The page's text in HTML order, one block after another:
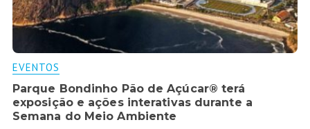
EVENTOS
Parque Bondinho Pão de Açúcar® terá
exposição e ações interativas durante a
Semana do Meio Ambiente